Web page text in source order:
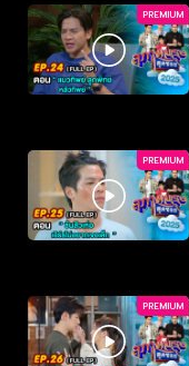
PREMIUM
PREMIUM
PREMIUM